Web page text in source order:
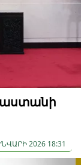
2026 18:31